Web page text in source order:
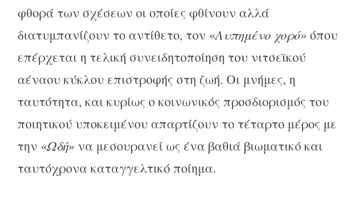
φθορά των σχέσεων οι οποίες φθίνουν αλλά
διατυμπανίζουν το αντίθετο, τον «Λυπημένο χορό» όπου
επέρχεται η τελική συνειδητοποίηση του νιτσεϊκού
αέναου κύκλου επιστροφής στη ζωή. Οι μνήμες, η
ταυτότητα, και κυρίως ο κοινωνικός προσδιορισμός του
ποιητικού υποκειμένου απαρτίζουν το τέταρτο μέρος με
την «Ωδή» να μεσουρανεί ως ένα βαθιά βιωματικό και
ταυτόχρονα καταγγελτικό ποίημα.